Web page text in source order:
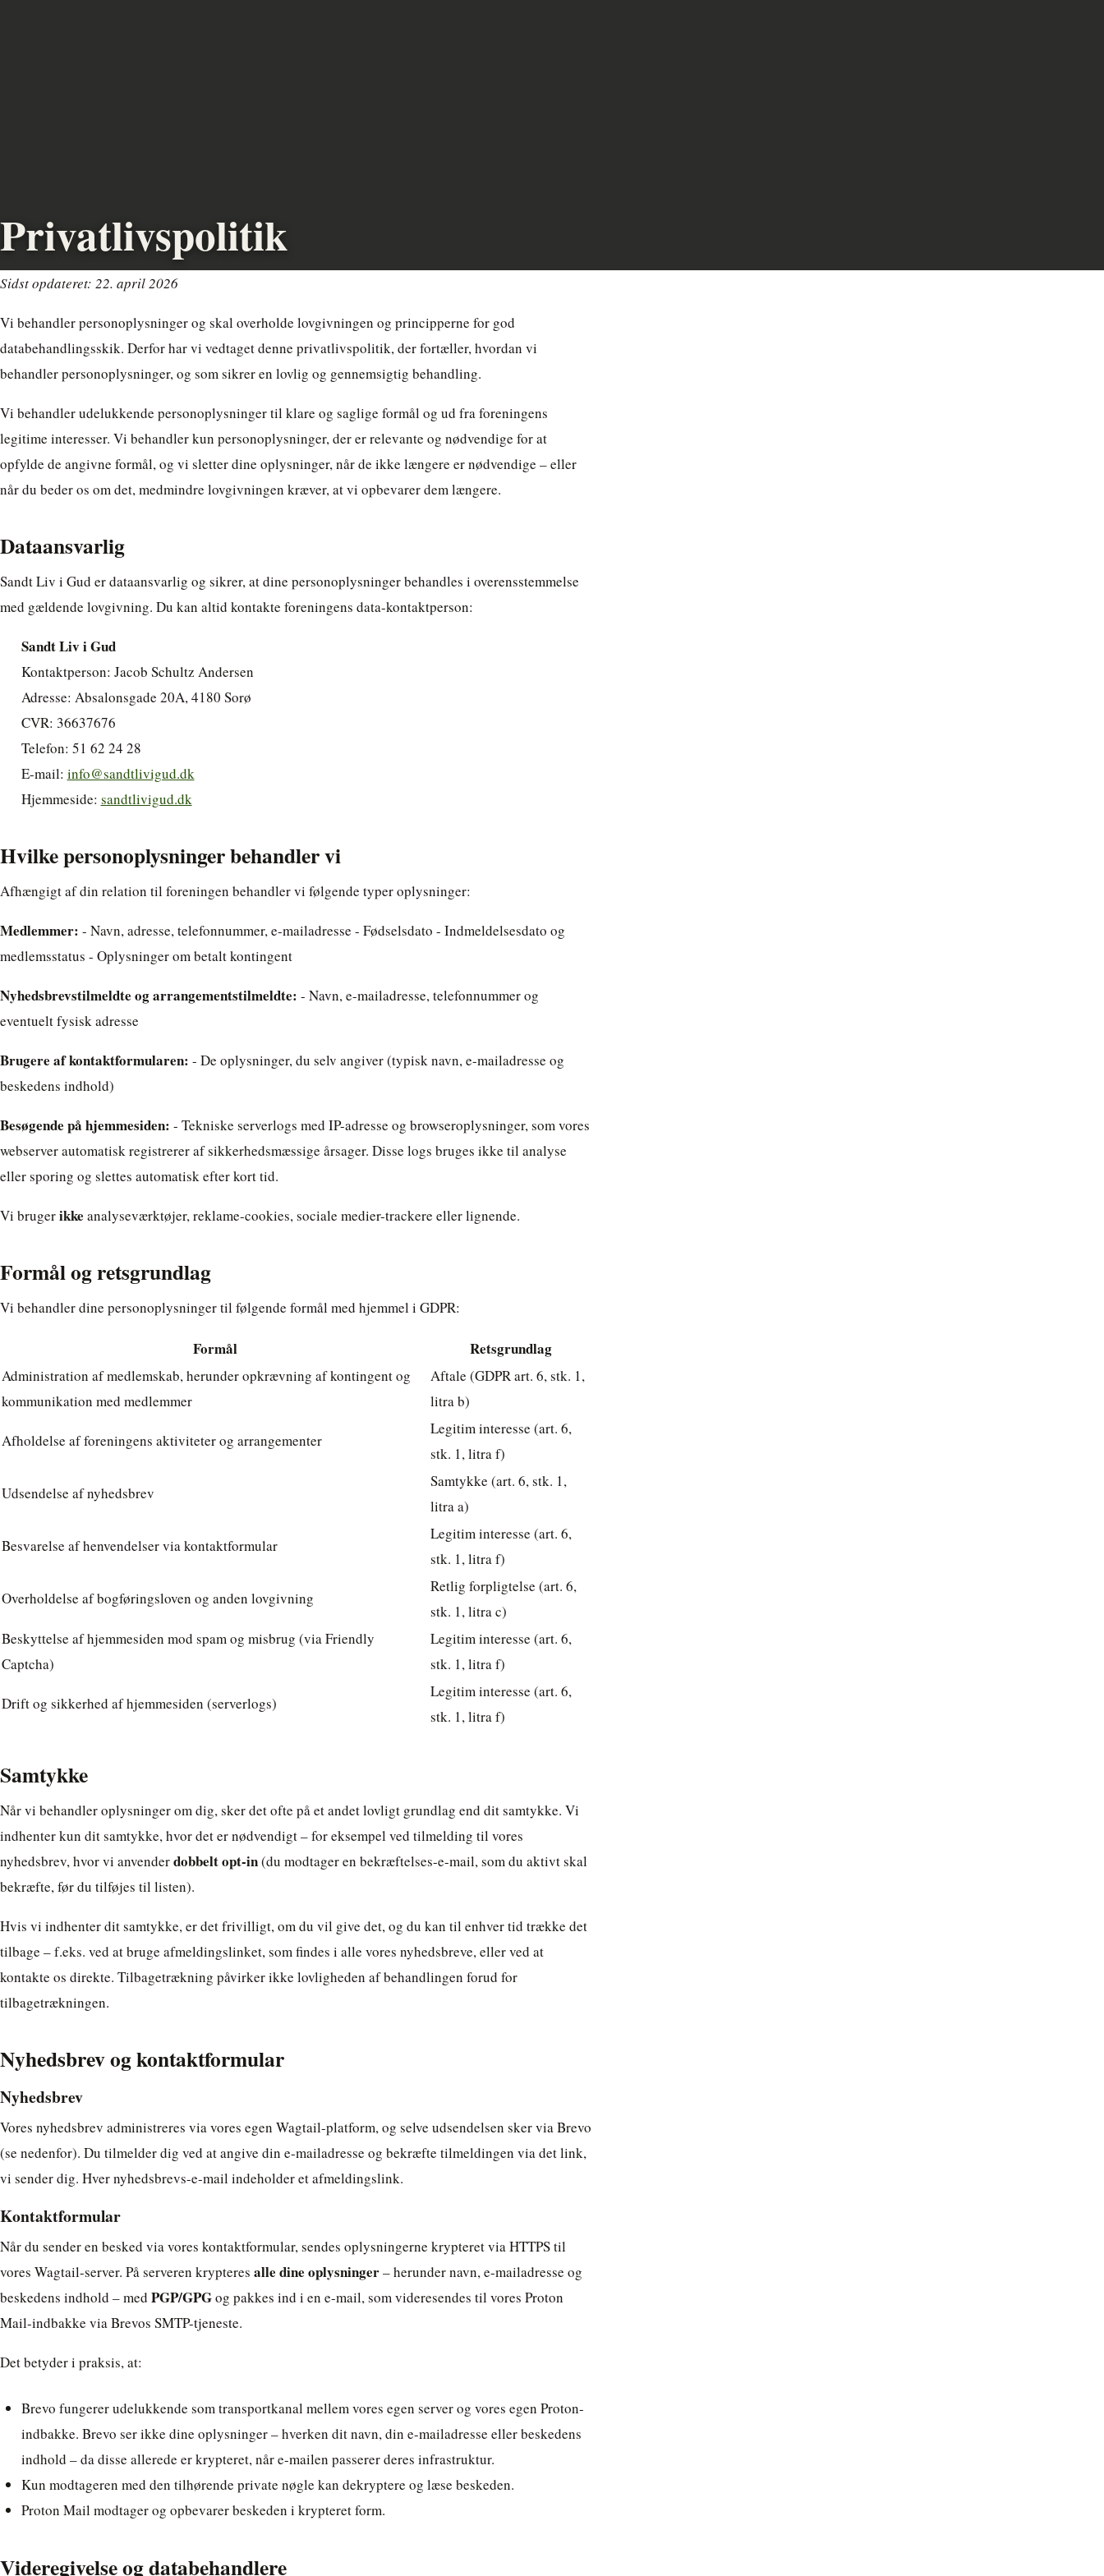
Privatlivspolitik
Sidst opdateret: 22. april 2026
Vi behandler personoplysninger og skal overholde lovgivningen og principperne for god
databehandlingsskik. Derfor har vi vedtaget denne privatlivspolitik, der fortæller, hvordan vi
behandler personoplysninger, og som sikrer en lovlig og gennemsigtig behandling.
Vi behandler udelukkende personoplysninger til klare og saglige formål og ud fra foreningens
legitime interesser. Vi behandler kun personoplysninger, der er relevante og nødvendige for at
opfylde de angivne formål, og vi sletter dine oplysninger, når de ikke længere er nødvendige – eller
når du beder os om det, medmindre lovgivningen kræver, at vi opbevarer dem længere.
Dataansvarlig
Sandt Liv i Gud er dataansvarlig og sikrer, at dine personoplysninger behandles i overensstemmelse
med gældende lovgivning. Du kan altid kontakte foreningens data-kontaktperson:
Sandt Liv i Gud
Kontaktperson: Jacob Schultz Andersen
Adresse: Absalonsgade 20A, 4180 Sorø
CVR: 36637676
Telefon: 51 62 24 28
E-mail: info@sandtlivigud.dk
Hjemmeside: sandtlivigud.dk
Hvilke personoplysninger behandler vi
Afhængigt af din relation til foreningen behandler vi følgende typer oplysninger:
Medlemmer: - Navn, adresse, telefonnummer, e-mailadresse - Fødselsdato - Indmeldelsesdato og
medlemsstatus - Oplysninger om betalt kontingent
Nyhedsbrevstilmeldte og arrangementstilmeldte: - Navn, e-mailadresse, telefonnummer og
eventuelt fysisk adresse
Brugere af kontaktformularen: - De oplysninger, du selv angiver (typisk navn, e-mailadresse og
beskedens indhold)
Besøgende på hjemmesiden: - Tekniske serverlogs med IP-adresse og browseroplysninger, som vores
webserver automatisk registrerer af sikkerhedsmæssige årsager. Disse logs bruges ikke til analyse
eller sporing og slettes automatisk efter kort tid.
Vi brugerikke analyseværktøjer, reklame-cookies, sociale medier-trackere eller lignende.
Formål og retsgrundlag
Vi behandler dine personoplysninger til følgende formål med hjemmel i GDPR:
Formål Retsgrundlag
Administration af medlemskab, herunder opkrævning af kontingent og
kommunikation med medlemmer
Aftale (GDPR art. 6, stk. 1,
litra b)
Afholdelse af foreningens aktiviteter og arrangementer
Legitim interesse (art. 6,
stk. 1, litra f)
Udsendelse af nyhedsbrev
Samtykke (art. 6, stk. 1,
litra a)
Besvarelse af henvendelser via kontaktformular
Legitim interesse (art. 6,
stk. 1, litra f)
Overholdelse af bogføringsloven og anden lovgivning
Retlig forpligtelse (art. 6,
stk. 1, litra c)
Beskyttelse af hjemmesiden mod spam og misbrug (via Friendly
Captcha)
Legitim interesse (art. 6,
stk. 1, litra f)
Drift og sikkerhed af hjemmesiden (serverlogs)
Legitim interesse (art. 6,
stk. 1, litra f)
Samtykke
Når vi behandler oplysninger om dig, sker det ofte på et andet lovligt grundlag end dit samtykke. Vi
indhenter kun dit samtykke, hvor det er nødvendigt – for eksempel ved tilmelding til vores
nyhedsbrev, hvor vi anvenderdobbelt opt-in(du modtager en bekræftelses-e-mail, som du aktivt skal
bekræfte, før du tilføjes til listen).
Hvis vi indhenter dit samtykke, er det frivilligt, om du vil give det, og du kan til enhver tid trække det
tilbage – f.eks. ved at bruge afmeldingslinket, som findes i alle vores nyhedsbreve, eller ved at
kontakte os direkte. Tilbagetrækning påvirker ikke lovligheden af behandlingen forud for
tilbagetrækningen.
Nyhedsbrev og kontaktformular
Nyhedsbrev
Vores nyhedsbrev administreres via vores egen Wagtail-platform, og selve udsendelsen sker via Brevo
(se nedenfor). Du tilmelder dig ved at angive din e-mailadresse og bekræfte tilmeldingen via det link,
vi sender dig. Hver nyhedsbrevs-e-mail indeholder et afmeldingslink.
Kontaktformular
Når du sender en besked via vores kontaktformular, sendes oplysningerne krypteret via HTTPS til
vores Wagtail-server. På serveren krypteres alle dine oplysninger– herunder navn, e-mailadresse og
beskedens indhold – med PGP/GPGog pakkes ind i en e-mail, som videresendes til vores Proton
Mail-indbakke via Brevos SMTP-tjeneste.
Det betyder i praksis, at:
Brevo fungerer udelukkende som transportkanal mellem vores egen server og vores egen Proton-
indbakke. Brevo ser ikke dine oplysninger – hverken dit navn, din e-mailadresse eller beskedens
indhold – da disse allerede er krypteret, når e-mailen passerer deres infrastruktur.
Kun modtageren med den tilhørende private nøgle kan dekryptere og læse beskeden.
Proton Mail modtager og opbevarer beskeden i krypteret form.
Videregivelse og databehandlere